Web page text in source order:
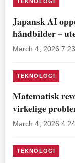
Japansk AI
håndbilder –
March 4, 2026
TEKNOLOGI
Matematisk
virkelige
March 4, 2026
TEKNOLOGI